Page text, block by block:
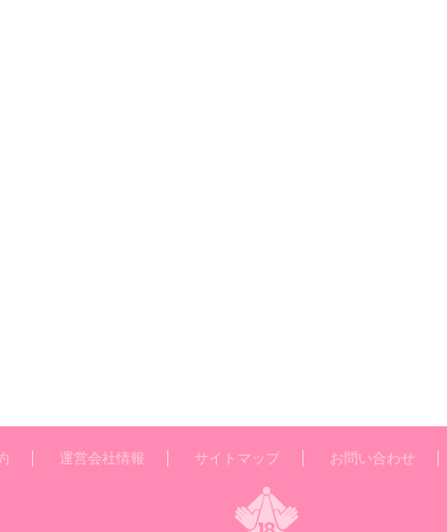
運営会社情報 サイトマップ お問い合わせ